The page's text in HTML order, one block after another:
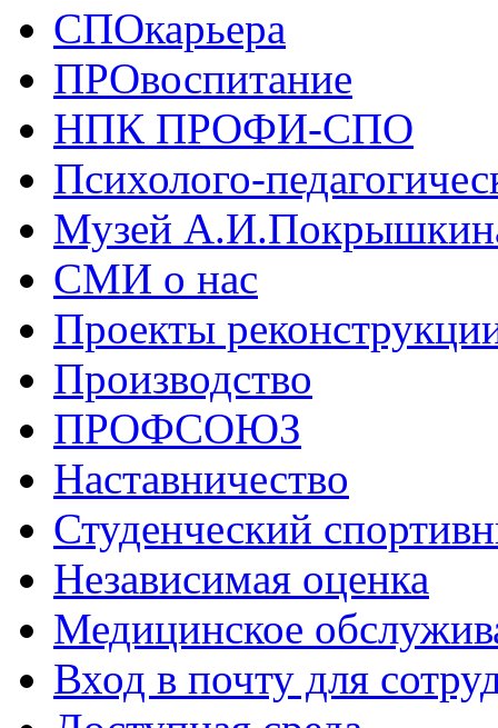
СПОкарьера
ПРОвоспитание
НПК ПРОФИ-СПО
Психолого-
Музей
СМИ о нас
Проекты
Производство
ПРОФСОЮЗ
Наставничество
Студенческий
Независимая оценка
Медицинское
Вход в почту для